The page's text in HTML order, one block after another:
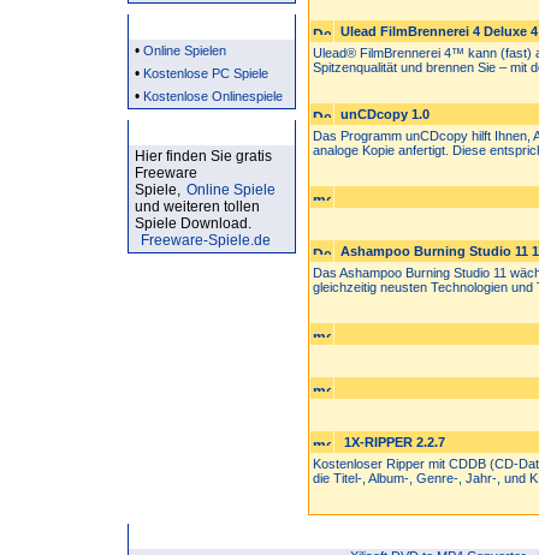
• Online Spielen
• Kostenlose PC Spiele
• Kostenlose Onlinespiele
Hier finden Sie gratis
Freeware
Spiele, Online Spiele
und weiteren tollen
Spiele Download.
Freeware-Spiele.de
Ulead FilmBrennerei 4 Deluxe 4
Ulead® FilmBrennerei 4™ kann (fast)
Spitzenqualität und brennen Sie – mit
unCDcopy 1.0
Das Programm unCDcopy hilft Ihnen,
analoge Kopie anfertigt. Diese
Ashampoo Burning Studio 11
Das Ashampoo Burning Studio 11
gleichzeitig neusten Technologien und
1X-RIPPER 2.2.7
Kostenloser Ripper mit CDDB (CD-
die Titel-, Album-, Genre-, Jahr-, und